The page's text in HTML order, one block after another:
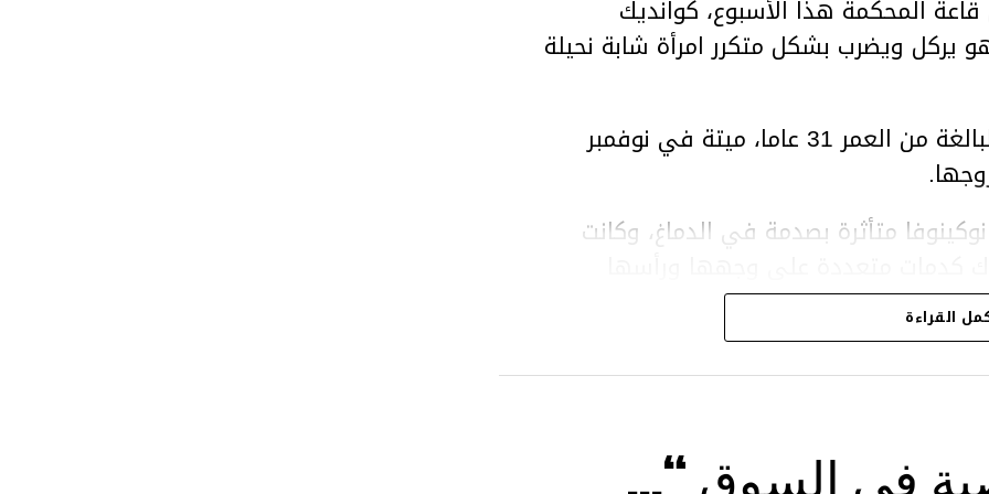
المحكمة هذا الأسبوع، كوانديك
يركل ويضرب بشكل متكرر امرأة شابة نحيلة
وعثر على المرأة، سلطانات نوكينوفا، البالغة من العمر 31 عاما، ميتة في نوفمبر
متأثرة بصدمة في الدماغ، وكانت
القراءة
في السوق “…